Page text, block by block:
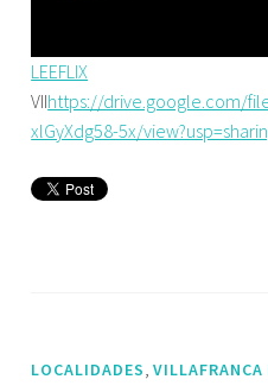
LEEFLIX
VIIhttps://drive.google.com/
xlGyXdg58-5x/
LOCALIDADES ,VILLAFRANCA